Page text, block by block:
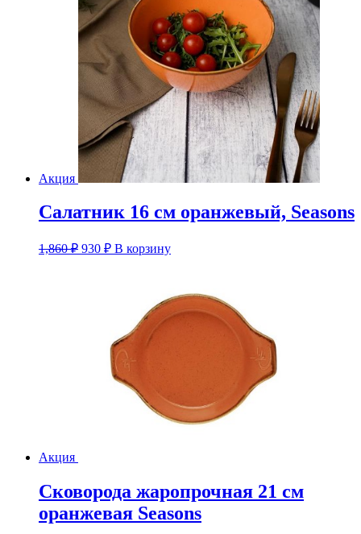
Акция
Салатник 16 см оранжевый, Seasons
1,860₽ Первоначальная
930 ₽Текущая
цена:
В корзину
Акция
Сковорода жаропрочная 21 см
оранжевая Seasons